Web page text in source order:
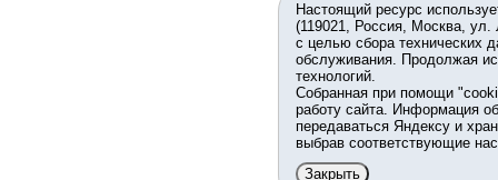
Настоящий ресурс
(119021, Россия, Москва,
с целью сбора технических
обслуживания. Продолжая
технологий.
Собранная при помощи
работу сайта. Информация
передаваться Яндексу и
выбрав соответствующие
Закрыть